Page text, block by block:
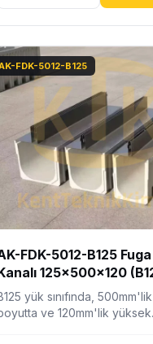
FDK-5012-B125
FDK-5012-B125
125x500x120
yük sınıfında,
ve 120mm'lik yüksek